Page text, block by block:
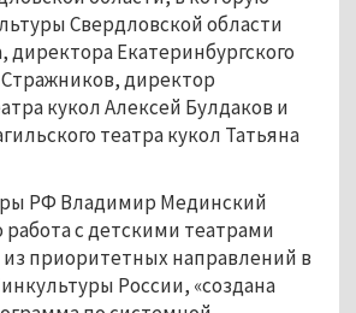
Свердловской области
директора Екатеринбургского
директор
кукол Алексей Булдаков и
театра кукол Татьяна
РФ Владимир Мединский
с детскими театрами
приоритетных направлений в
России, «создана